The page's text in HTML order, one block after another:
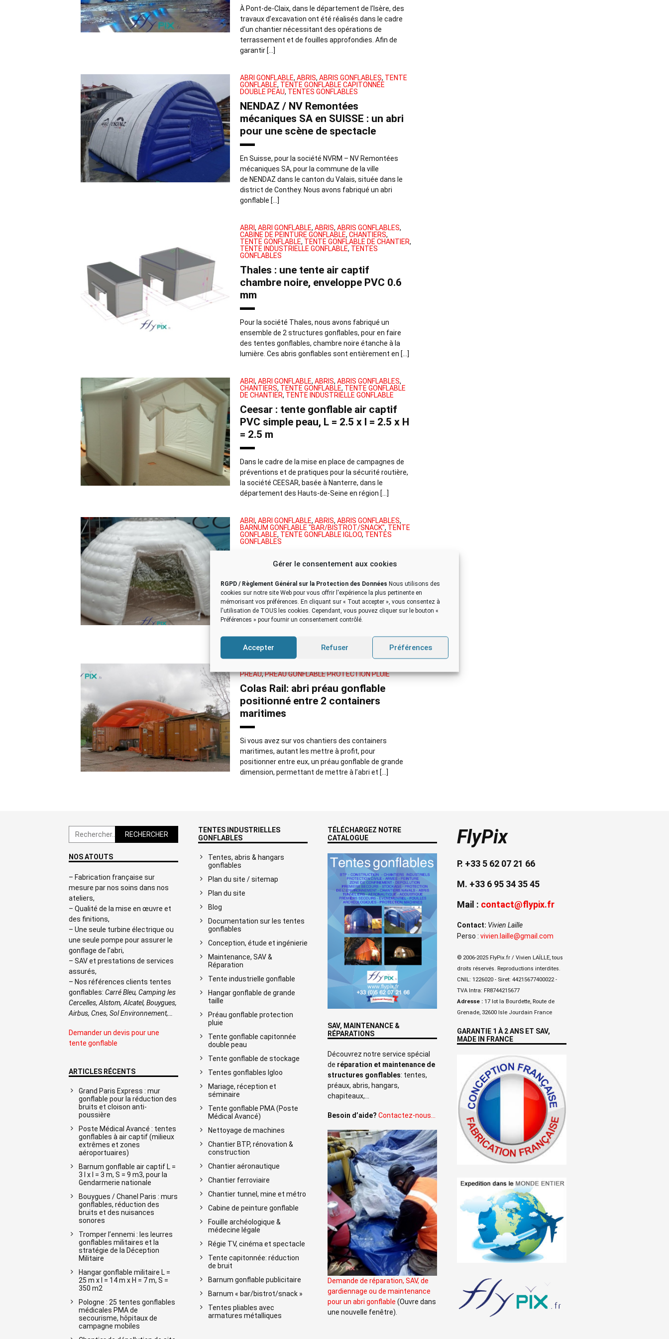
Gérer le consentement aux cookies
RGPD / Règlement Général sur la Protection des Données Nous utilisons des
cookies sur notre site Web pour vous offrir l'expérience la plus pertinente en
mémorisant vos préférences. En cliquant sur « Tout accepter », vous consentez à
l'utilisation de TOUS les cookies. Cependant, vous pouvez cliquer sur le bouton «
Préférences » pour fournir un consentement contrôlé.
Accepter Refuser Préférences
À Pont-de-Claix, dans le département de l’Isère, des
travaux d’excavation ont été réalisés dans le cadre
d’un chantier nécessitant des opérations de
terrassement et de fouilles approfondies. Afin de
garantir […]
ABRI GONFLABLE, ABRIS, ABRIS GONFLABLES, TENTE
GONFLABLE, TENTE GONFLABLE CAPITONNÉE
DOUBLE PEAU, TENTES GONFLABLES
NENDAZ / NV Remontées
mécaniques SA en SUISSE : un abri
pour une scène de spectacle
En Suisse, pour la société NVRM – NV Remontées
mécaniques SA, pour la commune de la ville
de NENDAZ dans le canton du Valais, située dans le
district de Conthey. Nous avons fabriqué un abri
gonflable […]
ABRI , ABRI GONFLABLE, ABRIS, ABRIS GONFLABLES,
CABINE DE PEINTURE GONFLABLE, CHANTIERS,
TENTE GONFLABLE, TENTE GONFLABLE DE CHANTIER,
TENTE INDUSTRIELLE GONFLABLE, TENTES
GONFLABLES
Thales : une tente air captif
chambre noire, enveloppe PVC 0.6
mm
Pour la société Thales, nous avons fabriqué un
ensemble de 2 structures gonflables, pour en faire
des tentes gonflables, chambre noire étanche à la
lumière. Ces abris gonflables sont entièrement en […]
ABRI , ABRI GONFLABLE, ABRIS, ABRIS GONFLABLES,
CHANTIERS, TENTE GONFLABLE, TENTE GONFLABLE
DE CHANTIER, TENTE INDUSTRIELLE GONFLABLE
Ceesar : tente gonflable air captif
PVC simple peau, L = 2.5 x l = 2.5 x H
= 2.5 m
Dans le cadre de la mise en place de campagnes de
préventions et de pratiques pour la sécurité routière,
la société CEESAR, basée à Nanterre, dans le
département des Hauts-de-Seine en région […]
ABRI , ABRI GONFLABLE, ABRIS, ABRIS GONFLABLES,
BARNUM GONFLABLE "BAR/BISTROT/SNACK", TENTE
GONFLABLE, TENTE GONFLABLE IGLOO, TENTES
GONFLABLES
barnum igloo gonflable air captif
pour le restaurant
Dernièrement, nous avons été commandités par la
Brasserie du Grand Cocor, pour la conception et la
PVC 0.6 mm double peau capitonnée, afin […]
PRÉAU,PRÉAU GONFLABLE PROTECTION PLUIE
Colas Rail: abri préau gonflable
positionné entre 2 containers
maritimes
Si vous avez sur vos chantiers des containers
maritimes, autant les mettre à profit, pour
positionner entre eux, un préau gonflable de grande
dimension, permettant de mettre à l’abri et […]
Rechercher :
NOS ATOUTS
– Fabrication française sur
mesure par nos soins dans nos
ateliers,
– Qualité de la mise en œuvre et
des finitions,
– Une seule turbine électrique ou
une seule pompe pour assurer le
gonflage de l’abri,
– SAV et prestations de services
assurés,
– Nos références clients tentes
gonflables: Carré Bleu, Camping les
Cercelles, Alstom, Alcatel, Bouygues,
Airbus, Cnes, Sol Environnement,…
Demander un devis pour une
tente gonflable
ARTICLES RÉCENTS
Grand Paris Express : mur
gonflable pour la réduction des
bruits et cloison anti-
poussière
Poste Médical Avancé : tentes
gonflables à air captif (milieux
extrêmes et zones
aéroportuaires)
Barnum gonflable air captif L =
3 l x l = 3 m, S = 9 m3, pour la
Gendarmerie nationale
Bouygues / Chanel Paris : murs
gonflables, réduction des
bruits et des nuisances
sonores
Tromper l’ennemi : les leurres
gonflables militaires et la
stratégie de la Déception
Militaire
Hangar gonflable militaire L =
25 m x l = 14 m x H = 7 m, S =
350 m2
Pologne : 25 tentes gonflables
médicales PMA de
secourisme, hôpitaux de
campagne mobiles
TENTES INDUSTRIELLES
GONFLABLES
Tentes, abris & hangars
gonflables
Plan du site / sitemap
Plan du site
Blog
Documentation sur les tentes
gonflables
Conception, étude et ingénierie
Maintenance, SAV &
Réparation
Tente industrielle gonflable
Hangar gonflable de grande
taille
Préau gonflable protection
pluie
Tente gonflable capitonnée
double peau
Tente gonflable de stockage
Tentes gonflables Igloo
Mariage, réception et
séminaire
Tente gonflable PMA (Poste
Médical Avancé)
Nettoyage de machines
Chantier BTP, rénovation &
construction
Chantier aéronautique
Chantier ferroviaire
Chantier tunnel, mine et métro
Cabine de peinture gonflable
Fouille archéologique &
médecine légale
Régie TV, cinéma et spectacle
Tente capitonnée: réduction
de bruit
Barnum gonflable publicitaire
Barnum « bar/bistrot/snack »
Tentes pliables avec
armatures métalliques
TÉLÉCHARGEZ NOTRE
CATALOGUE
SAV, MAINTENANCE &
RÉPARATIONS
Découvrez notre service spécial
de réparation et maintenance de
structures gonflables: tentes,
préaux, abris, hangars,
chapiteaux,…
Besoin d’aide? Contactez-nous…
Demande de réparation, SAV, de
gardiennage ou de maintenance
pour un abri gonflable (Ouvre dans
une nouvelle fenêtre).
FlyPix
P. +33 5 62 07 21 66
M. +33 6 95 34 35 45
Mail : contact@flypix.fr
Contact: Vivien Laïlle
Perso : vivien.laille@gmail.com
© 2006-2025 FlyPix.fr / Vivien LAÏLLE, tous
droits réservés. Reproductions interdites.
CNIL: 1226020 - Siret: 44215677400022 -
TVA Intra: FR8744215677
Adresse : 17 lot la Bourdette, Route de
Grenade, 32600 Isle Jourdain France
GARANTIE 1 À 2 ANS ET SAV,
MADE IN FRANCE